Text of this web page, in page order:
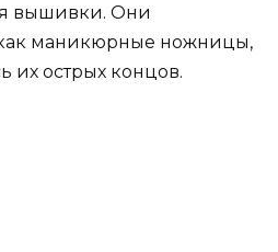
вышивки. Они
маникюрные ножницы,
их острых концов.